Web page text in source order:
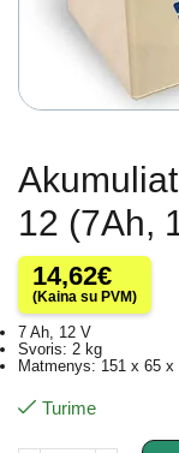
12 (7Ah,
14,62€
(Kaina su PVM)
7 Ah, 12 V
Svoris: 2 kg
Matmenys: 151 x 65 x
Turime